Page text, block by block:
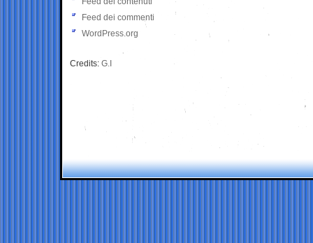
Feed dei commenti
WordPress.org
Credits: G.I